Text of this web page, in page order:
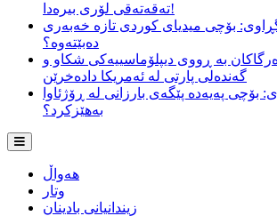
تەقەتەقی لۆری بیرەدا!
بۆچی میدیای کوردی تازە خەبەری
دەبێتەوە؟
بە ڕووی دیپلۆماسییەکی شکاو و
گەندەلی پارتی لە ئەمریکا دادەخرێن
بۆچی پەیەدە پێگەی بارزانی لە ڕۆژئاوا
بەهێزکرد؟
هەواڵ
وتار
زیندانیانی بادینان